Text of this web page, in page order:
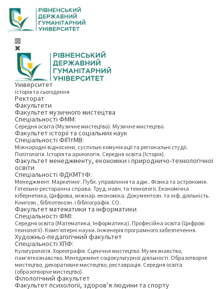
Університет
історія та сьогодення
Ректорат
Факультети
Факультет музичного мистецтва
Спеціальності ФММ:
Середня освіта (Музичне мистецтво). Музичне мистецтво.
Факультет історії та соціальних наук
Спеціальності ФІПтМВ:
Міжнародні відносини, суспільні комунікації та регіональні студії.
Політологія. Історія та археологія. Середня освіта (Історія).
Факультет менеджменту, економіки і природничо-технологічної
освіти
Спеціальності ФДКМТтФ:
Менеджмент. Маркетинг. Публ. управління та адм.. Фізика та астрономія.
Готельно-ресторанна справа. Труд. навч. та технології. Економічна
кібернетика, Цифрова, міжнар. економіка. Документозн. та інф. діяльність.
Книгозн., бібліотекозн. і бібліографія. СО.
Факультет математики та інформатики
Спеціальності ФМІ:
Середня освіта (Математика, Інформатика). Професійна освіта (Цифрові
технології). Комп’ютерні науки. Інженерія програмного забезпечення.
Художньо-педагогічний факультет
Спеціальності ХПФ:
Культурологія. Хореографія. Сценічне мистецтво. Музеєзнавство,
пам’яткознавство. Менеджмент соціокультурної діяльності. Образотворче
мистецтво, декоративне мистецтво, реставрація. Середня освіта
(образотворче мистецтво).
Філологічний факультет
Факультет психології, здоров’я людини та спорту